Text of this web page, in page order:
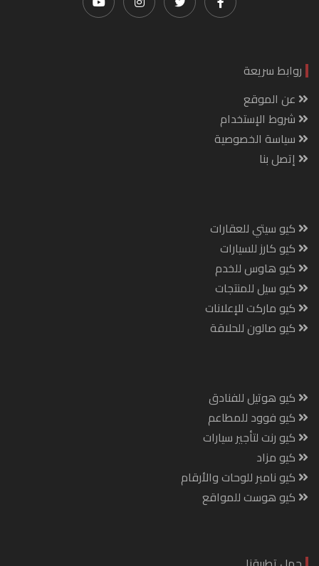
روابط سريعة
عن الموقع
شروط الإستخدام
سياسة الخصوصية
إتصل بنا
كيو سيتي للعقارات
كيو كارز للسيارات
كيو هاوس للخدم
كيو سيل للمنتجات
كيو ماركت للإعلانات
كيو صالون للحلاقة
كيو هوتيل للفنادق
كيو فوود للمطاعم
كيو رنت لتأجير سيارات
كيو مزاد
كيو نامبر للوحات والأرقام
كيو هوست للمواقع